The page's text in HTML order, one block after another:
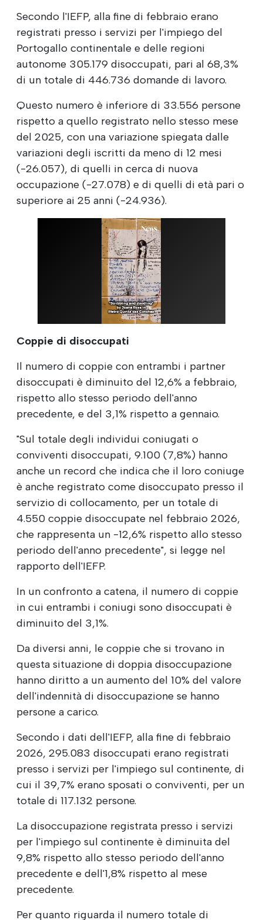
Secondo l'IEFP, alla fine di febbraio erano
registrati presso i servizi per l'impiego del
Portogallo continentale e delle regioni
autonome 305.179 disoccupati, pari al 68,3%
di un totale di 446.736 domande di lavoro.
Questo numero è inferiore di 33.556 persone
rispetto a quello registrato nello stesso mese
del 2025, con una variazione spiegata dalle
variazioni degli iscritti da meno di 12 mesi
(-26.057), di quelli in cerca di nuova
occupazione (-27.078) e di quelli di età pari o
superiore ai 25 anni (-24.936).
Coppie di disoccupati
Il numero di coppie con entrambi i partner
disoccupati è diminuito del 12,6% a febbraio,
rispetto allo stesso periodo dell'anno
precedente, e del 3,1% rispetto a gennaio.
"Sul totale degli individui coniugati o
conviventi disoccupati, 9.100 (7,8%) hanno
anche un record che indica che il loro coniuge
è anche registrato come disoccupato presso il
servizio di collocamento, per un totale di
4.550 coppie disoccupate nel febbraio 2026,
che rappresenta un -12,6% rispetto allo stesso
periodo dell'anno precedente", si legge nel
rapporto dell'IEFP.
In un confronto a catena, il numero di coppie
in cui entrambi i coniugi sono disoccupati è
diminuito del 3,1%.
Da diversi anni, le coppie che si trovano in
questa situazione di doppia disoccupazione
hanno diritto a un aumento del 10% del valore
dell'indennità di disoccupazione se hanno
persone a carico.
Secondo i dati dell'IEFP, alla fine di febbraio
2026, 295.083 disoccupati erano registrati
presso i servizi per l'impiego sul continente, di
cui il 39,7% erano sposati o conviventi, per un
totale di 117.132 persone.
La disoccupazione registrata presso i servizi
per l'impiego sul continente è diminuita del
9,8% rispetto allo stesso periodo dell'anno
precedente e dell'1,8% rispetto al mese
precedente.
Per quanto riguarda il numero totale di